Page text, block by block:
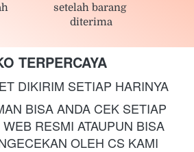
setelah barang
diterima
TERPERCAYA
DIKIRIM SETIAP HARINYA
BISA ANDA CEK SETIAP
RESMI ATAUPUN BISA
OLEH CS KAMI